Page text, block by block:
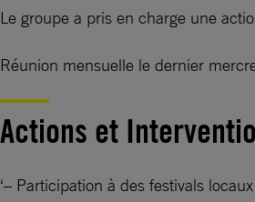
Le groupe a pris en charge une
Réunion mensuelle le dernier
Actions et
‘– Participation à des festivals